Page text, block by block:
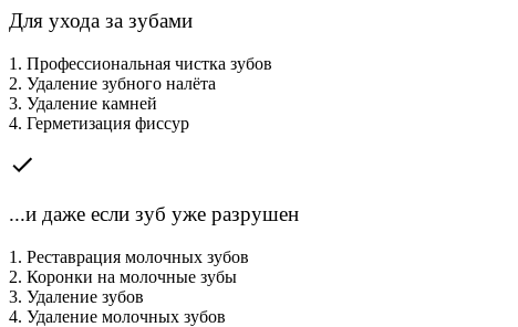
Для ухода за зубами
1. Профессиональная чистка зубов
2. Удаление зубного налёта
3. Удаление камней
4. Герметизация фиссур
...и даже если зуб уже разрушен
1. Реставрация молочных зубов
2. Коронки на молочные зубы
3. Удаление зубов
4. Удаление молочных зубов